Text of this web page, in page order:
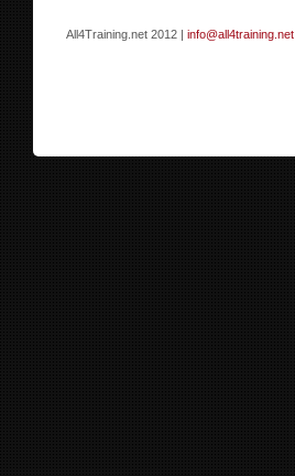
All4Training.net 2012 | info@all4training.net